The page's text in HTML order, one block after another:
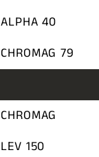
ALPHA 40
CHROMAG 79
CHROMAG
LEV 150